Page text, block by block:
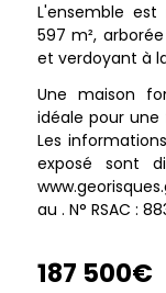
L'ensemble
597 m²,
et verdoyant à
Une maison
idéale pour
Les
exposé sont
au . N° RSAC :
187 500€